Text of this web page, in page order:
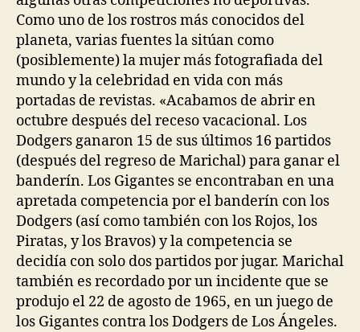
Como uno de los rostros más conocidos del
planeta, varias fuentes la sitúan como
(posiblemente) la mujer más fotografiada del
mundo y la celebridad en vida con más
portadas de revistas. «Acabamos de abrir en
octubre después del receso vacacional. Los
Dodgers ganaron 15 de sus últimos 16 partidos
(después del regreso de Marichal) para ganar el
banderín. Los Gigantes se encontraban en una
apretada competencia por el banderín con los
Dodgers (así como también con los Rojos, los
Piratas, y los Bravos) y la competencia se
decidía con solo dos partidos por jugar. Marichal
también es recordado por un incidente que se
produjo el 22 de agosto de 1965, en un juego de
los Gigantes contra los Dodgers de Los Ángeles.